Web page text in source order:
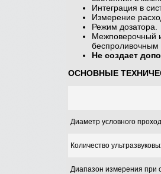
Интеграция в
Измерение
Режим дозатора.
Межповерочный
Не создает
ОСНОВНЫЕ
Диаметр условного
Количество
Диапазон измерения при